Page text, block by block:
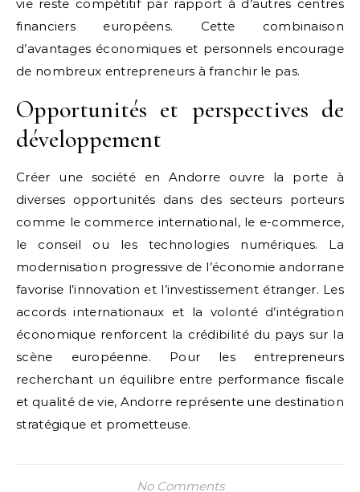
vie reste compétitif par rapport à d’autres centres
financiers européens. Cette combinaison
d’avantages économiques et personnels encourage
de nombreux entrepreneurs à franchir le pas.
Opportunités et perspectives de
développement
Créer une société en Andorre ouvre la porte à
diverses opportunités dans des secteurs porteurs
comme le commerce international, le e-commerce,
le conseil ou les technologies numériques. La
modernisation progressive de l’économie andorrane
favorise l’innovation et l’investissement étranger. Les
accords internationaux et la volonté d’intégration
économique renforcent la crédibilité du pays sur la
scène européenne. Pour les entrepreneurs
recherchant un équilibre entre performance fiscale
et qualité de vie, Andorre représente une destination
stratégique et prometteuse.
No Comments